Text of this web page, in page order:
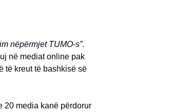
nëpërmjet TUMO-s”.
në mediat online pak
të kreut të bashkisë së
20 media kanë përdorur